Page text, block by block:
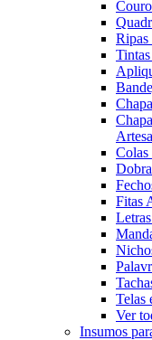
Ripas
Colas
Fitas
Telas
Ver
Insumos